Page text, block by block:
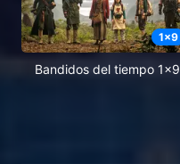
1x9
Bandidos del tiempo 1x9